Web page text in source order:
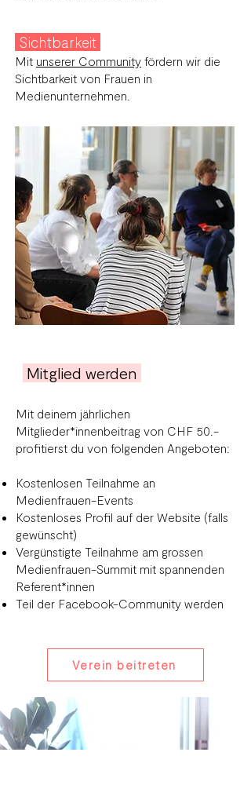
Sichtbarkeit
Mit unserer Community fördern wir die
Sichtbarkeit von Frauen in
Medienunternehmen.
Mitglied werden
Mit deinem jährlichen
Mitglieder*innenbeitrag von CHF 50.-
profitierst du von folgenden Angeboten:
Kostenlosen Teilnahme an
Medienfrauen-Events
Kostenloses Profil auf der Website (falls
gewünscht)
Vergünstigte Teilnahme am grossen
Medienfrauen-Summit mit spannenden
Referent*innen
Teil der Facebook-Community werden
Verein beitreten